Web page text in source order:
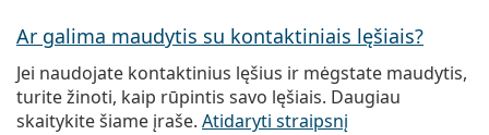
Ar galima maudytis su kontaktiniais lęšiais?
Jei naudojate kontaktinius lęšius ir mėgstate maudytis,
turite žinoti, kaip rūpintis savo lęšiais. Daugiau
skaitykite šiame įraše. Atidaryti straipsnį